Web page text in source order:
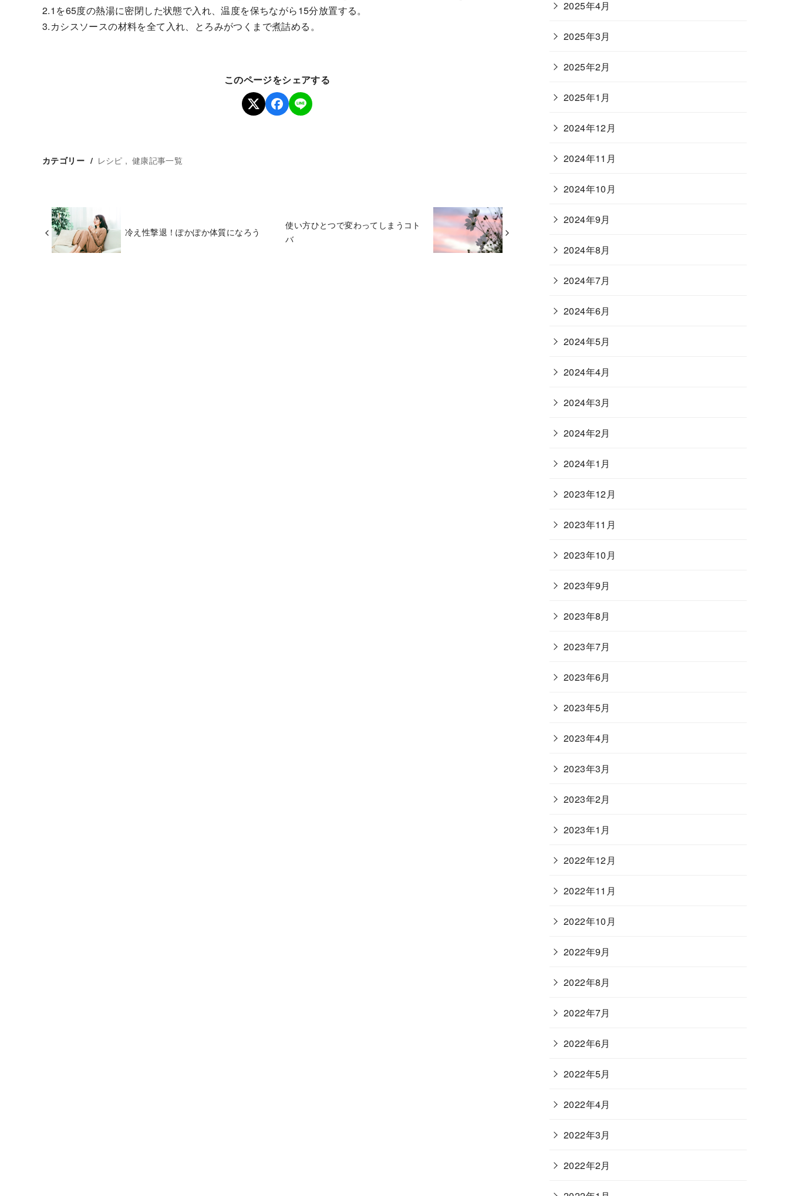
2.1を65度の熱湯に密閉した状態で入れ、温度を保ちながら15分放置する。
3.カシスソースの材料を全て入れ、とろみがつくまで煮詰める。
このページをシェアする
カテゴリー レシピ 健康記事一覧
冷え性撃退！ぽかぽか体質になろう
使い方ひとつで変わってしまうコト
バ
2025年4月
2025年3月
2025年2月
2025年1月
2024年12月
2024年11月
2024年10月
2024年9月
2024年8月
2024年7月
2024年6月
2024年5月
2024年4月
2024年3月
2024年2月
2024年1月
2023年12月
2023年11月
2023年10月
2023年9月
2023年8月
2023年7月
2023年6月
2023年5月
2023年4月
2023年3月
2023年2月
2023年1月
2022年12月
2022年11月
2022年10月
2022年9月
2022年8月
2022年7月
2022年6月
2022年5月
2022年4月
2022年3月
2022年2月